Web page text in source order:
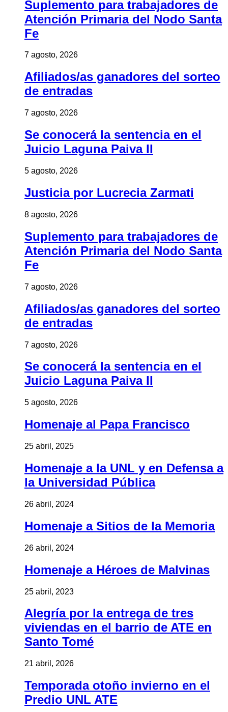
Suplemento para trabajadores de
Atención Primaria del Nodo Santa
Fe
7 agosto, 2026
Afiliados/as ganadores del sorteo
de entradas
7 agosto, 2026
Se conocerá la sentencia en el
Juicio Laguna Paiva II
5 agosto, 2026
Justicia por Lucrecia Zarmati
8 agosto, 2026
Suplemento para trabajadores de
Atención Primaria del Nodo Santa
Fe
7 agosto, 2026
Afiliados/as ganadores del sorteo
de entradas
7 agosto, 2026
Se conocerá la sentencia en el
Juicio Laguna Paiva II
5 agosto, 2026
Homenaje al Papa Francisco
25 abril, 2025
Homenaje a la UNL y en Defensa a
la Universidad Pública
26 abril, 2024
Homenaje a Sitios de la Memoria
26 abril, 2024
Homenaje a Héroes de Malvinas
25 abril, 2023
Alegría por la entrega de tres
viviendas en el barrio de ATE en
Santo Tomé
21 abril, 2026
Temporada otoño invierno en el
Predio UNL ATE